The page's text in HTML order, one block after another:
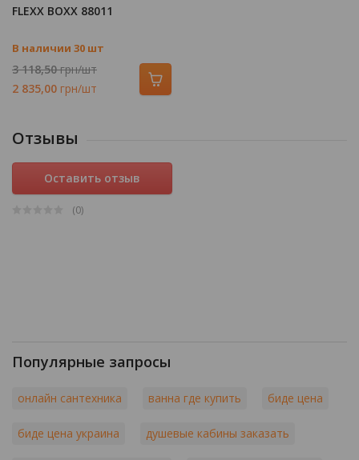
FLEXX BOXX 88011
В наличии 30 шт
3 118,50грн/шт
2 835,00 грн/шт
Отзывы
(0)
Оставить отзыв
Популярные запросы
онлайн сантехника ванна где купить биде цена
биде цена украина душевые кабины заказать